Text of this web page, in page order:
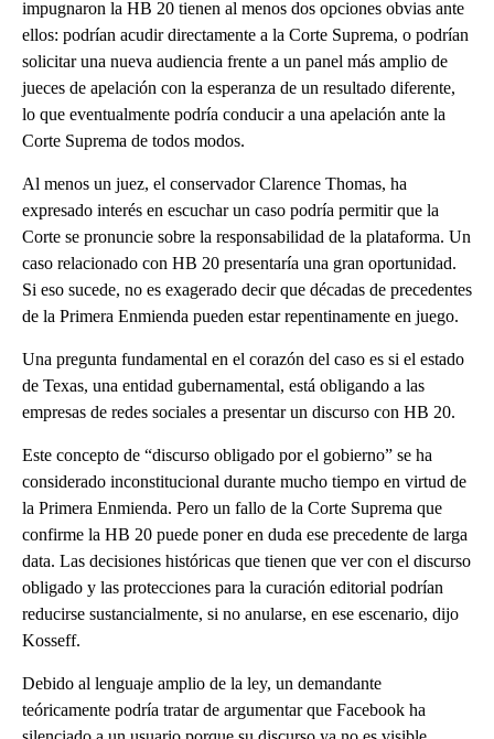
impugnaron la HB 20 tienen al menos dos opciones obvias ante
ellos: podrían acudir directamente a la Corte Suprema, o podrían
solicitar una nueva audiencia frente a un panel más amplio de
jueces de apelación con la esperanza de un resultado diferente,
lo que eventualmente podría conducir a una apelación ante la
Corte Suprema de todos modos.
Al menos un juez, el conservador Clarence Thomas, ha
expresado interés en escuchar un caso podría permitir que la
Corte se pronuncie sobre la responsabilidad de la plataforma. Un
caso relacionado con HB 20 presentaría una gran oportunidad.
Si eso sucede, no es exagerado decir que décadas de precedentes
de la Primera Enmienda pueden estar repentinamente en juego.
Una pregunta fundamental en el corazón del caso es si el estado
de Texas, una entidad gubernamental, está obligando a las
empresas de redes sociales a presentar un discurso con HB 20.
Este concepto de “discurso obligado por el gobierno” se ha
considerado inconstitucional durante mucho tiempo en virtud de
la Primera Enmienda. Pero un fallo de la Corte Suprema que
confirme la HB 20 puede poner en duda ese precedente de larga
data. Las decisiones históricas que tienen que ver con el discurso
obligado y las protecciones para la curación editorial podrían
reducirse sustancialmente, si no anularse, en ese escenario, dijo
Kosseff.
Debido al lenguaje amplio de la ley, un demandante
teóricamente podría tratar de argumentar que Facebook ha